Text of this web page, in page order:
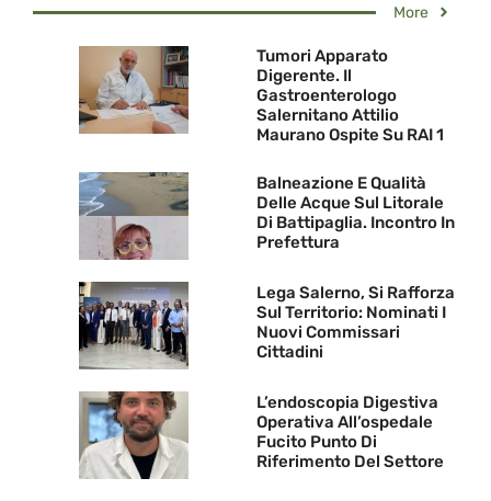
More
Tumori Apparato
Digerente. Il
Gastroenterologo
Salernitano Attilio
Maurano Ospite Su RAI 1
Balneazione E Qualità
Delle Acque Sul Litorale
Di Battipaglia. Incontro In
Prefettura
Lega Salerno, Si Rafforza
Sul Territorio: Nominati I
Nuovi Commissari
Cittadini
L’endoscopia Digestiva
Operativa All’ospedale
Fucito Punto Di
Riferimento Del Settore